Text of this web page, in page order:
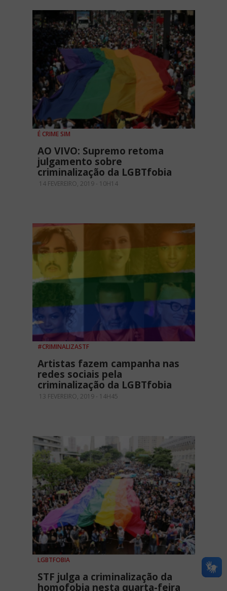
É CRIME SIM
AO VIVO: Supremo retoma
julgamento sobre
criminalização da LGBTfobia
14 FEVEREIRO, 2019 - 10H14
#CRIMINALIZASTF
Artistas fazem campanha nas
redes sociais pela
criminalização da LGBTfobia
13 FEVEREIRO, 2019 - 14H45
LGBTFOBIA
STF julga a criminalização da
homofobia nesta quarta-feira